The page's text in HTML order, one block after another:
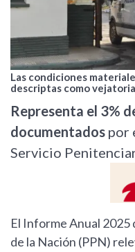
Las condiciones
descriptas como
Representa el 3%
documentados por
Servicio
El Informe Anual
de la Nación (PPN)